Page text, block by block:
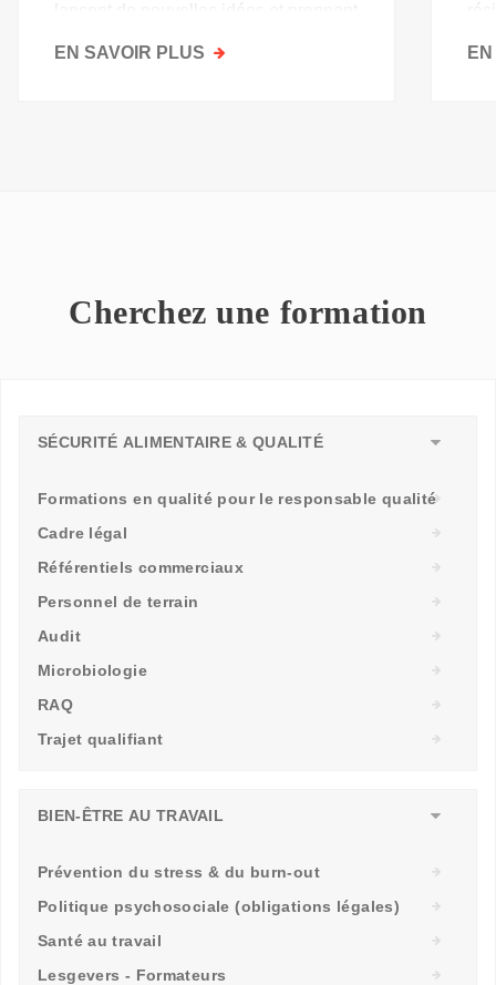
lancent de nouvelles idées et prennent
EN SAVOIR PLUS SUR
Cherchez une formation
SÉCURITÉ ALIMENTAIRE & QUALITÉ
Formations en qualité pour le responsable qualité
Cadre légal
Référentiels commerciaux
Personnel de terrain
Audit
Microbiologie
RAQ
Trajet qualifiant
BIEN-ÊTRE AU TRAVAIL
Prévention du stress & du burn-out
Politique psychosociale (obligations légales)
Santé au travail
Lesgevers - Formateurs